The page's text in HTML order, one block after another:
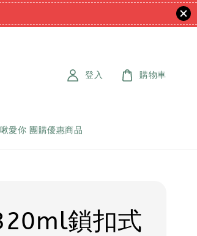
愛你 團購優惠商品
登入 購物車
鎖扣式